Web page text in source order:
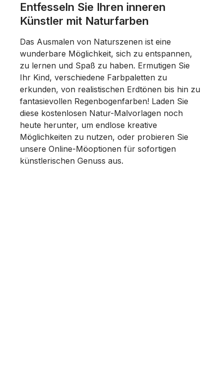
Entfesseln Sie Ihren inneren
Künstler mit Naturfarben
Das Ausmalen von Naturszenen ist eine
wunderbare Möglichkeit, sich zu entspannen,
zu lernen und Spaß zu haben. Ermutigen Sie
Ihr Kind, verschiedene Farbpaletten zu
erkunden, von realistischen Erdtönen bis hin zu
fantasievollen Regenbogenfarben! Laden Sie
diese kostenlosen Natur-Malvorlagen noch
heute herunter, um endlose kreative
Möglichkeiten zu nutzen, oder probieren Sie
unsere Online-Möoptionen für sofortigen
künstlerischen Genuss aus.